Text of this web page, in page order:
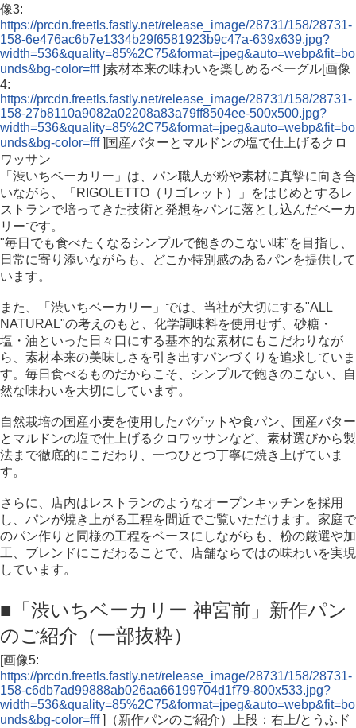
像3:
https://prcdn.freetls.fastly.net/release_image/28731/158/28731-
158-6e476ac6b7e1334b29f6581923b9c47a-639x639.jpg?
width=536&quality=85%2C75&format=jpeg&auto=webp&fit=bo
unds&bg-color=fff]素材本来の味わいを楽しめるベーグル[画像
4:
https://prcdn.freetls.fastly.net/release_image/28731/158/28731-
158-27b8110a9082a02208a83a79ff8504ee-500x500.jpg?
width=536&quality=85%2C75&format=jpeg&auto=webp&fit=bo
unds&bg-color=fff]国産バターとマルドンの塩で仕上げるクロ
ワッサン
「渋いちベーカリー」は、パン職人が粉や素材に真摯に向き合
いながら、「RIGOLETTO（リゴレット）」をはじめとするレ
ストランで培ってきた技術と発想をパンに落とし込んだベーカ
リーです。
"毎日でも食べたくなるシンプルで飽きのこない味"を目指し、
日常に寄り添いながらも、どこか特別感のあるパンを提供して
います。
また、「渋いちベーカリー」では、当社が大切にする"ALL
NATURAL"の考えのもと、化学調味料を使用せず、砂糖・
塩・油といった日々口にする基本的な素材にもこだわりなが
ら、素材本来の美味しさを引き出すパンづくりを追求していま
す。毎日食べるものだからこそ、シンプルで飽きのこない、自
然な味わいを大切にしています。
自然栽培の国産小麦を使用したバゲットや食パン、国産バター
とマルドンの塩で仕上げるクロワッサンなど、素材選びから製
法まで徹底的にこだわり、一つひとつ丁寧に焼き上げていま
す。
さらに、店内はレストランのようなオープンキッチンを採用
し、パンが焼き上がる工程を間近でご覧いただけます。家庭で
のパン作りと同様の工程をベースにしながらも、粉の厳選や加
工、ブレンドにこだわることで、店舗ならではの味わいを実現
しています。
■「渋いちベーカリー 神宮前」新作パン
のご紹介（一部抜粋）
[画像5:
https://prcdn.freetls.fastly.net/release_image/28731/158/28731-
158-c6db7ad99888ab026aa66199704d1f79-800x533.jpg?
width=536&quality=85%2C75&format=jpeg&auto=webp&fit=bo
unds&bg-color=fff]（新作パンのご紹介）上段：右上/とうふド